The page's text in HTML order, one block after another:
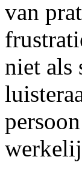
van
niet als